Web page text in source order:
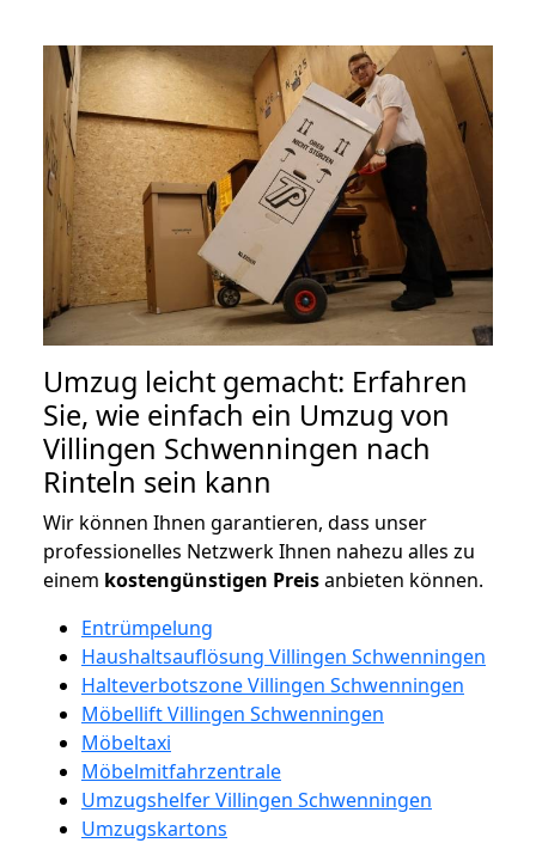
Umzug leicht gemacht: Erfahren
Sie, wie einfach ein Umzug von
Villingen Schwenningen nach
Rinteln sein kann
Wir können Ihnen garantieren, dass unser
professionelles Netzwerk Ihnen nahezu alles zu
einem kostengünstigen Preisanbieten können.
Entrümpelung
Haushaltsauflösung Villingen Schwenningen
Halteverbotszone Villingen Schwenningen
Möbellift Villingen Schwenningen
Möbeltaxi
Möbelmitfahrzentrale
Umzugshelfer Villingen Schwenningen
Umzugskartons